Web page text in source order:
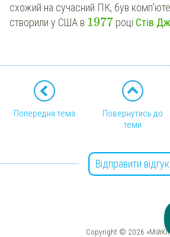
схожий на сучасний ПК, був
створили у США в 1977 році Стів
Попередня тема
Повернутись до
теми
Відправити відгук
Copyright © 2026